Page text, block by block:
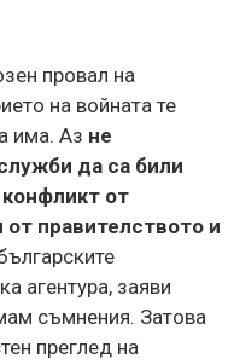
провал на
на войната те
има. Аз не
да са били
от
от правителството и
агентура, заяви
съмнения. Затова
преглед на